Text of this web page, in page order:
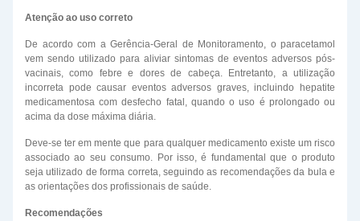
Atenção ao uso correto
De acordo com a Gerência-Geral de Monitoramento, o paracetamol
vem sendo utilizado para aliviar sintomas de eventos adversos pós-
vacinais, como febre e dores de cabeça. Entretanto, a utilização
incorreta pode causar eventos adversos graves, incluindo hepatite
medicamentosa com desfecho fatal, quando o uso é prolongado ou
acima da dose máxima diária.
Deve-se ter em mente que para qualquer medicamento existe um risco
associado ao seu consumo. Por isso, é fundamental que o produto
seja utilizado de forma correta, seguindo as recomendações da bula e
as orientações dos profissionais de saúde.
Recomendações